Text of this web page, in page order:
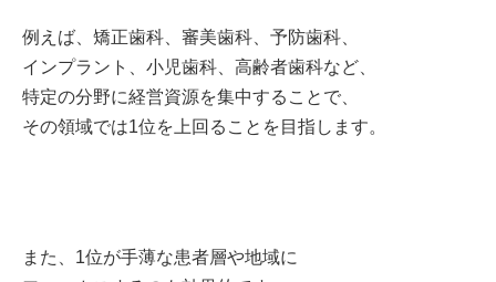
例えば、矯正歯科、審美歯科、予防歯科、
インプラント、小児歯科、高齢者歯科など、
特定の分野に経営資源を集中することで、
その領域では1位を上回ることを目指します。
また、1位が手薄な患者層や地域に